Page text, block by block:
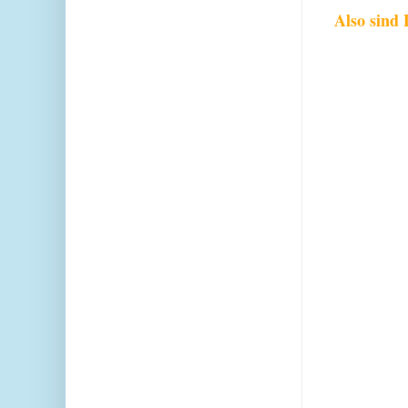
Also sind